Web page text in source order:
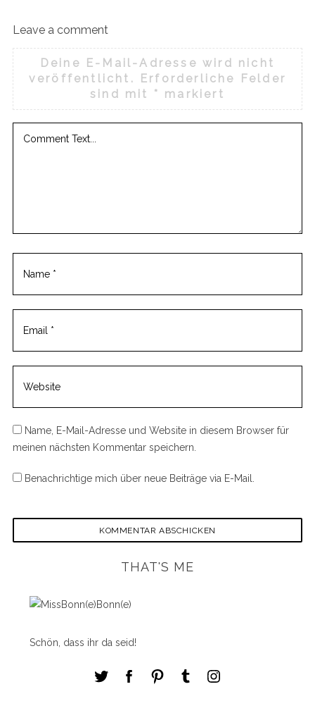
Leave a comment
Deine E-Mail-Adresse wird nicht
veröffentlicht.
Erforderliche Felder
sind mit * markiert
Name, E-Mail-Adresse und Website in diesem Browser für
meinen nächsten Kommentar speichern.
Benachrichtige mich über neue Beiträge via E-Mail.
THAT'S ME
Schön, dass ihr da seid!